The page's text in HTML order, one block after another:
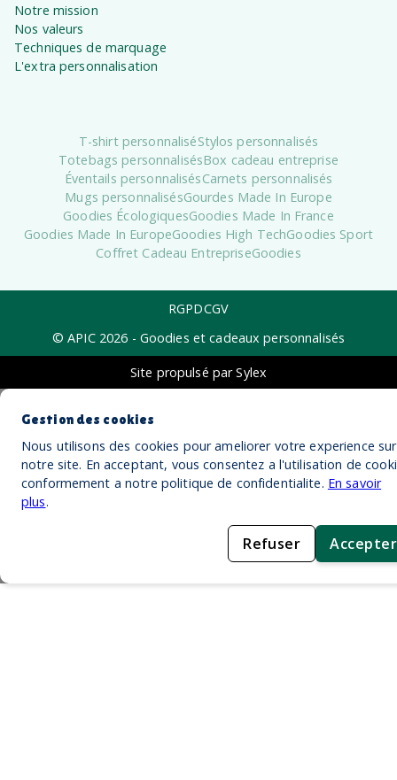
Notre mission
Nos valeurs
Techniques de marquage
L'extra personnalisation
T-shirt personnaliséStylos personnalisés
Totebags personnalisésBox cadeau entreprise
Éventails personnalisésCarnets personnalisés
Mugs personnalisésGourdes Made In Europe
Goodies ÉcologiquesGoodies Made In France
Goodies Made In EuropeGoodies High TechGoodies Sport
Coffret Cadeau EntrepriseGoodies
RGPDCGV
© APIC 2026 - Goodies et cadeaux personnalisés
Site propulsé par Sylex
Gestion des cookies
Nous utilisons des cookies pour ameliorer votre experience sur
notre site. En acceptant, vous consentez a l'utilisation de
conformement a notre politique de confidentialite. En savoir
plus.
Refuser Accepter